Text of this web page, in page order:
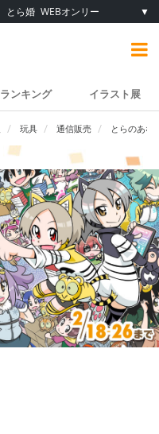
とら婚 WEBオンリー ▼
ランキング イラスト展
玩具 通信販売 とらのあな